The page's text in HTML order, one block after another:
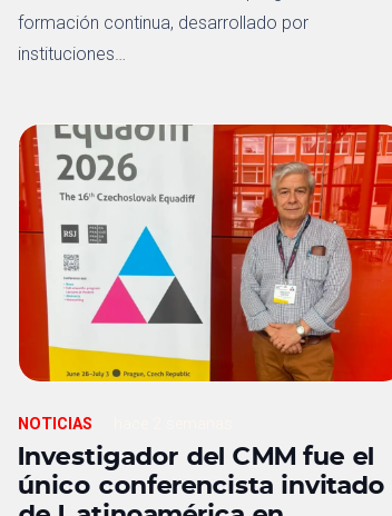
formación continua, desarrollado por
instituciones…
NOTICIAS
Investigador del CMM fue el
único conferencista invitado